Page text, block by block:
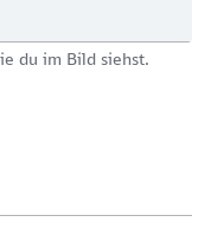
du im Bild siehst.
Schließen